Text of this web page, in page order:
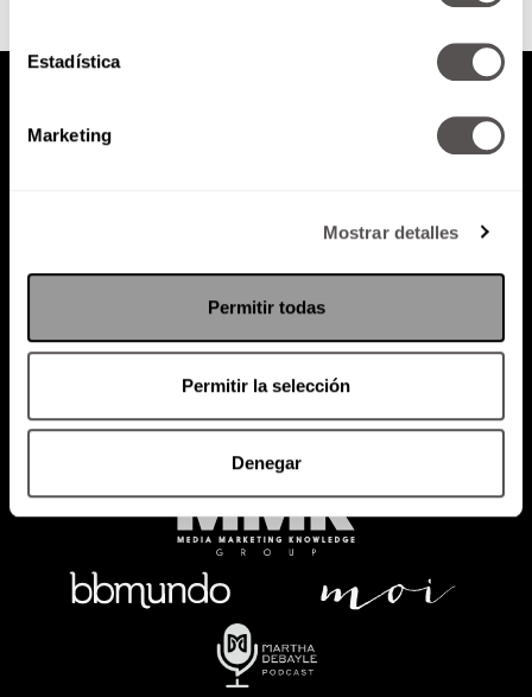
Estadística
Marketing
Mostrar detalles
Permitir todas
Permitir la selección
Denegar
Política de Privacidad
PODCAST RADIO MARTHA EVENTOS
SACA TU ID